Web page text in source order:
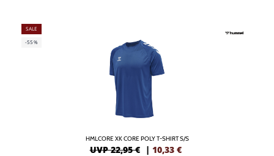
SALE
-55%
HMLCORE XK CORE POLY T-SHIRT S/S
UVP 22,95 € | 10,33 €